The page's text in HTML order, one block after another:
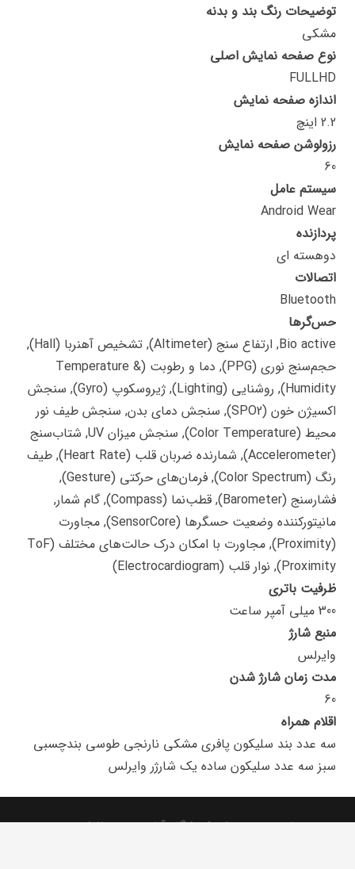
توضیحات رنگ بند و بدنه
مشکی
نوع صفحه نمایش اصلی
FULLHD
اندازه صفحه نمایش
2.2 اینچ
رزولوشن صفحه نمایش
60
سیستم عامل
Android Wear
پردازنده
دوهسته ای
اتصالات
Bluetooth
حس‌گرها
Bio active, ارتفاع سنج (Altimeter), تشخیص آهنربا (Hall),
حجم‌سنج نوری (PPG), دما و رطوبت (Temperature &
Humidity), روشنایی (Lighting), ژیروسکوپ (Gyro), سنجش
اکسیژن خون (SPO2), سنجش دمای بدن, سنجش طیف نور
محیط (Color Temperature), سنجش میزان UV, شتاب‌سنج
(Accelerometer), شمارنده ضربان قلب (Heart Rate), طیف
رنگ (Color Spectrum), فرمان‌های حرکتی (Gesture),
فشارسنج (Barometer), قطب‌نما (Compass), گام شمار,
مانیتورکننده وضعیت حسگرها (SensorCore), مجاورت
(Proximity), مجاورت با امکان درک حالت‌های مختلف (ToF
Proximity), نوار قلب (Electrocardiogram)
ظرفیت باتری
300 میلی آمپر ساعت
منبع شارژ
وایرلس
مدت زمان شارژ شدن
60
اقلام همراه
سه عدد بند سلیکون پافری مشکی نارنجی طوسی بندچسبی
سبز سه عدد سلیکون ساده یک شارژر وایرلس
تمامی حقوق برای فروشگاه آنلاین محفوظ است